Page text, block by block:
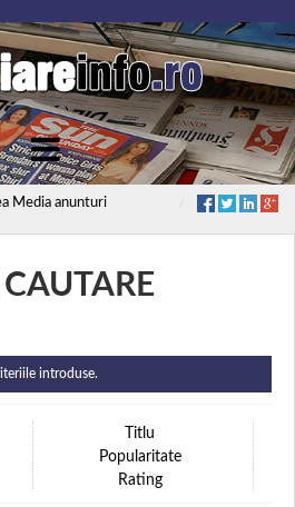
Media anunturi
CAUTARE
introduse.
Titlu
Popularitate
Rating